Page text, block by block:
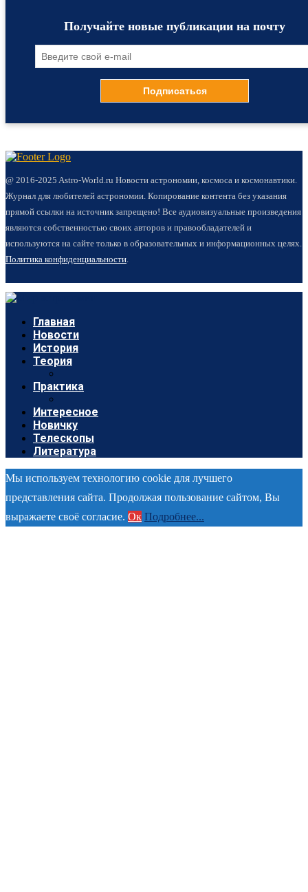
Получайте новые публикации на почту
@ 2016-2025 Astro-World.ru Новости астрономии, космоса и космонавтики.
Журнал для любителей астрономии. Копирование контента без указания
прямой ссылки на источник запрещено! Все аудиовизуальные произведения
являются собственностью своих авторов и правообладателей и
используются на сайте только в образовательных и информационных целях.
Политика конфиденциальности
Главная
Новости
История
Теория
Практика
Интересное
Новичку
Телескопы
Литература
Мы используем технологию cookie для лучшего
представления сайта. Продолжая пользование сайтом, Вы
выражаете своё согласие. Ок Подробнее...